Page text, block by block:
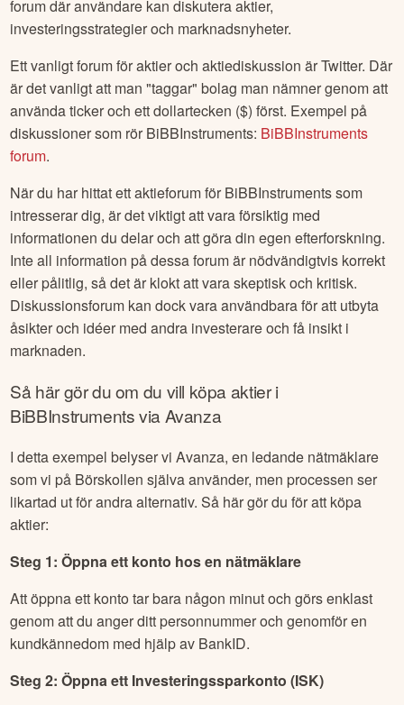
forum där användare kan diskutera aktier,
investeringsstrategier och marknadsnyheter.
Ett vanligt forum för aktier och aktiediskussion är Twitter. Där
är det vanligt att man "taggar" bolag man nämner genom att
använda ticker och ett dollartecken ($) först. Exempel på
diskussioner som rör BiBBInstruments: BiBBInstruments
forum.
När du har hittat ett aktieforum för BiBBInstrumentssom
intresserar dig, är det viktigt att vara försiktig med
informationen du delar och att göra din egen efterforskning.
Inte all information på dessa forum är nödvändigtvis korrekt
eller pålitlig, så det är klokt att vara skeptisk och kritisk.
Diskussionsforum kan dock vara användbara för att utbyta
åsikter och idéer med andra investerare och få insikt i
marknaden.
Så här gör du om du vill köpa aktier i
BiBBInstrumentsvia Avanza
I detta exempel belyser vi Avanza, en ledande nätmäklare
som vi på Börskollen själva använder, men processen ser
likartad ut för andra alternativ. Så här gör du för att köpa
aktier:
Steg 1: Öppna ett konto hos en nätmäklare
Att öppna ett konto tar bara någon minut och görs enklast
genom att du anger ditt personnummer och genomför en
kundkännedom med hjälp av BankID.
Steg 2: Öppna ett Investeringssparkonto (ISK)